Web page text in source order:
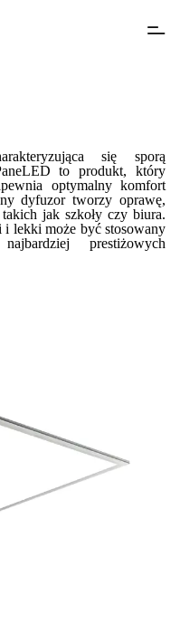
się sporą
to produkt, który
optymalny komfort
dyfuzor tworzy oprawę,
jak szkoły czy biura.
lekki może być stosowany
prestiżowych